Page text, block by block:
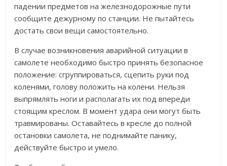
падении предметов на железнодорожные пути
сообщите дежурному по станции. Не пытайтесь
достать свои вещи самостоятельно.
В случае возникновения аварийной ситуации в
самолете необходимо быстро принять безопасное
положение: сгруппироваться, сцепить руки под
коленями, голову положить на колени. Нельзя
выпрямлять ноги и располагать их под впереди
стоящим креслом. В момент удара они могут быть
травмированы. Оставайтесь в кресле до полной
остановки самолета, не поднимайте панику,
действуйте быстро и умело.